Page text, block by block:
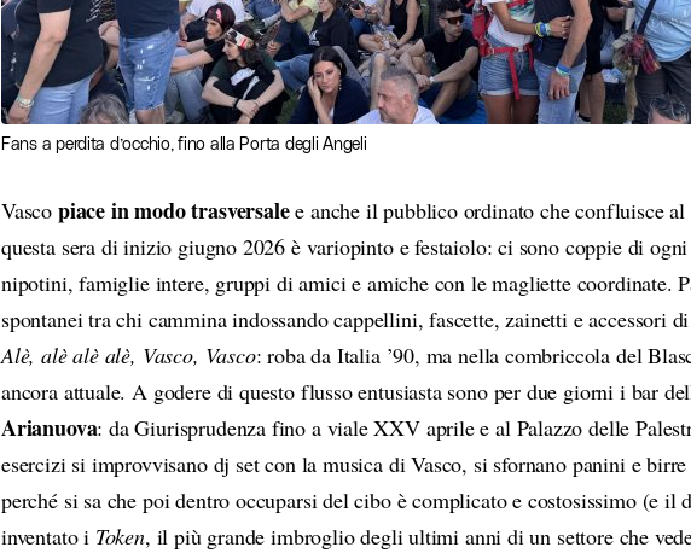
Fans a perdita d’occhio, fino alla Porta degli Angeli
Vasco piace in modo trasversalee anche il pubblico ordinato che confluisce al
questa sera di inizio giugno 2026 è variopinto e festaiolo: ci sono coppie di
nipotini, famiglie intere, gruppi di amici e amiche con le magliette coordinate.
spontanei tra chi cammina indossando cappellini, fascette, zainetti e accessori
Alè, alè alè alè, Vasco, Vasco: roba da Italia ’90, ma nella combriccola del
ancora attuale. A godere di questo flusso entusiasta sono per due giorni i bar
Arianuova: da Giurisprudenza fino a viale XXV aprile e al Palazzo delle
esercizi si improvvisano dj set con la musica di Vasco, si sfornano panini e
perché si sa che poi dentro occuparsi del cibo è complicato e costosissimo (e il
inventato i Token, il più grande imbroglio degli ultimi anni di un settore che